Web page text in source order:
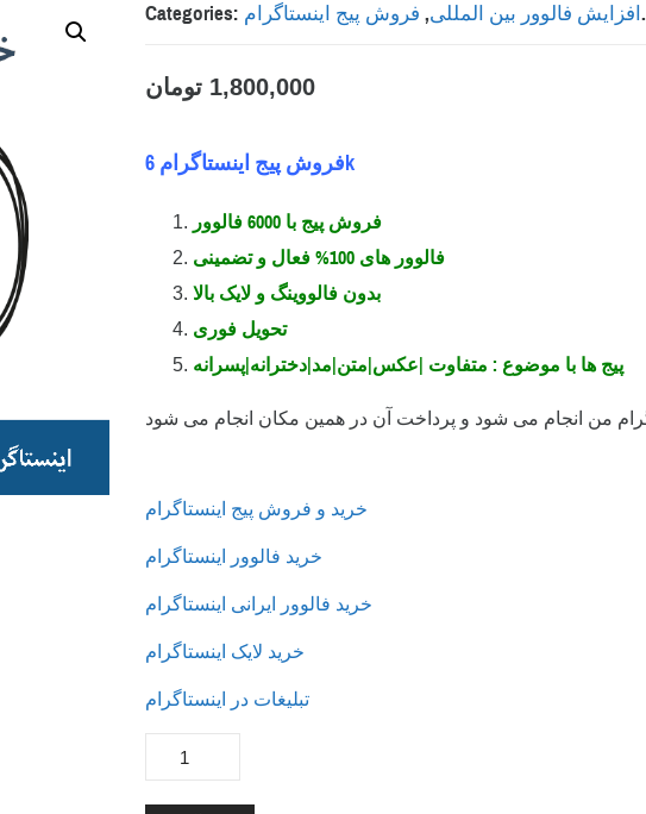
Categories: افزایش فالوور بین المللی, فروش پیج اینستاگرام .
1,800,000 تومان
فروش پیج اینستاگرام 6k
فالوور های 100% فعال و تضمینی
بدون فالووینگ و لایک بالا
تحویل فوری
پیج ها با موضوع : متفاوت |عکس|متن|مد|دخترانه|پسرانه
خرید فالوور اینستاگرام
خرید فالوور ایرانی اینستاگرام
خرید لایک اینستاگرام